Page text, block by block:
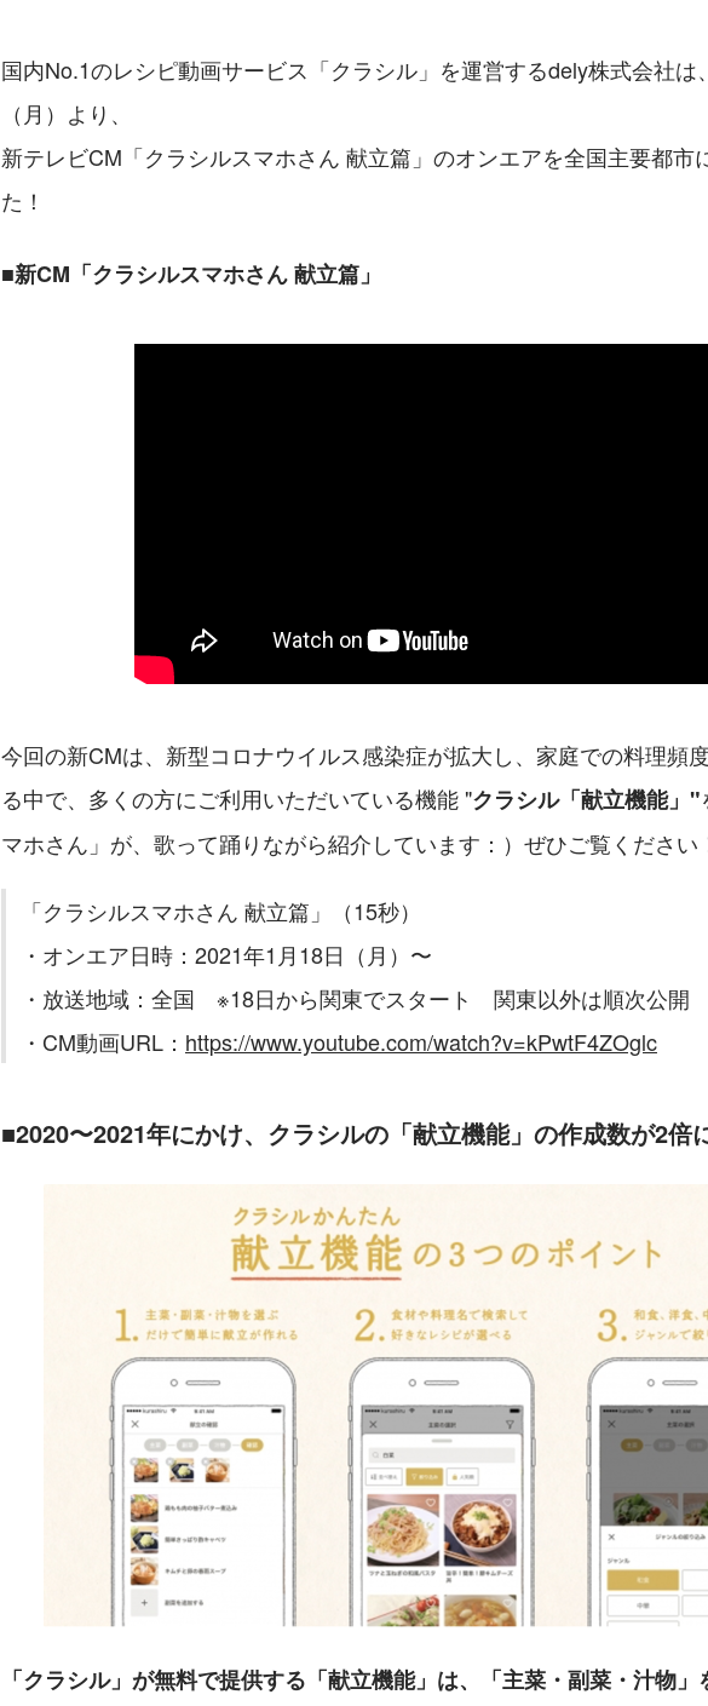
国内No.1のレシピ動画サービス「クラシル」を運営するdely株式会社は
（月）より、
新テレビCM「クラシルスマホさん 献立篇」のオンエアを全国主要都市
た！
■新CM「クラシルスマホさん 献立篇」
今回の新CMは、新型コロナウイルス感染症が拡大し、家庭での料理頻
る中で、多くの方にご利用いただいている機能 "クラシル「献立機能」"
マホさん」が、歌って踊りながら紹介しています：）ぜひご覧ください
「クラシルスマホさん 献立篇」（15秒）
・オンエア日時：2021年1月18日（月）〜
・放送地域：全国　※18日から関東でスタート　関東以外は順次公開
・CM動画URL： https://www.youtube.com/watch?v=kPwtF4ZOglc
■2020〜2021年にかけ、クラシルの「献立機能」の作成数が2倍
「クラシル」が無料で提供する「献立機能」は、「主菜・副菜・汁物